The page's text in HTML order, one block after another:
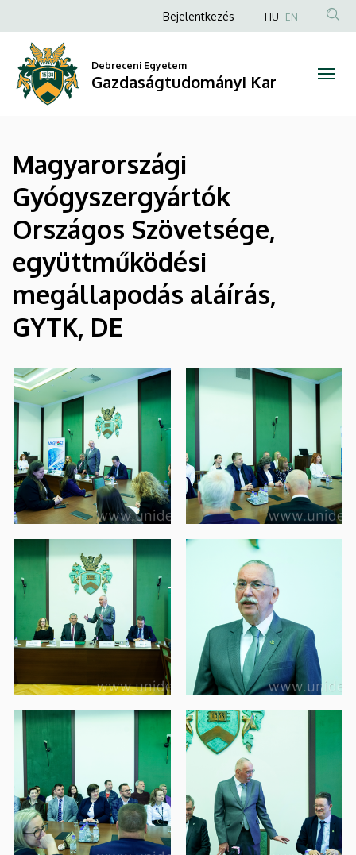
Gazdaságtudományi
Kar
a
tartalomra
Anonim
fiók
menüje
Bejelentkezés HU EN
Debreceni Egyetem
Gazdaságtudományi Kar
Magyarországi
Gyógyszergyártók
Országos Szövetsége,
együttműködési
megállapodás aláírás,
GYTK, DE